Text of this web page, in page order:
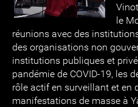
le
réunions avec des
des organisations non
institutions publiques et
pandémie de COVID-19, les
rôle actif en surveillant et en
manifestations de masse à